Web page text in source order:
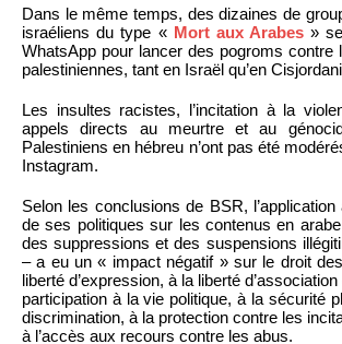
Dans le même temps, des dizaines de
israéliens du type « Mort aux Arabes »
WhatsApp pour lancer des pogroms contre
palestiniennes, tant en Israël qu’en
Les insultes racistes, l’incitation à la
appels directs au meurtre et au
Palestiniens en hébreu n’ont pas été
Instagram.
Selon les conclusions de BSR,
de ses politiques sur les contenus en
des suppressions et des suspensions
– a eu un « impact négatif » sur le droit
liberté d’expression, à la liberté
participation à la vie politique, à la sécurité
discrimination, à la protection contre les
à l’accès aux recours contre les abus.